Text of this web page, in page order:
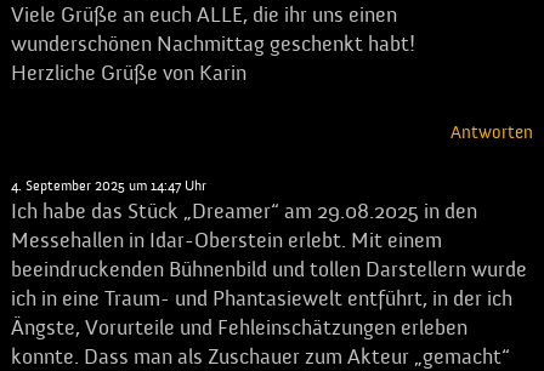
Viele Grüße an euch ALLE, die ihr uns einen
wunderschönen Nachmittag geschenkt habt!
Herzliche Grüße von Karin
Antworten
4. September 2025 um 14:47 Uhr
Ich habe das Stück „Dreamer“ am 29.08.2025 in den
Messehallen in Idar-Oberstein erlebt. Mit einem
beeindruckenden Bühnenbild und tollen Darstellern wurde
ich in eine Traum- und Phantasiewelt entführt, in der ich
Ängste, Vorurteile und Fehleinschätzungen erleben
konnte. Dass man als Zuschauer zum Akteur „gemacht“